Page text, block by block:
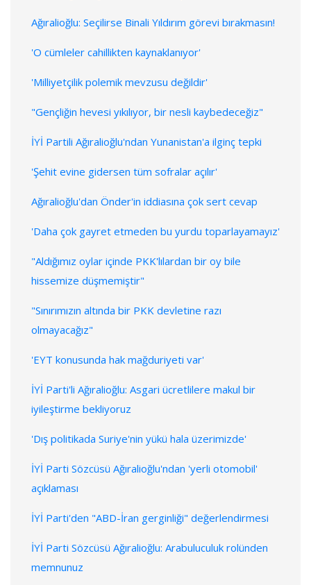
Ağıralioğlu: Seçilirse Binali Yıldırım görevi bırakmasın!
'O cümleler cahillikten kaynaklanıyor'
'Milliyetçilik polemik mevzusu değildir'
"Gençliğin hevesi yıkılıyor, bir nesli kaybedeceğiz"
İYİ Partili Ağıralioğlu'ndan Yunanistan'a ilginç tepki
'Şehit evine gidersen tüm sofralar açılır'
Ağıralioğlu'dan Önder'in iddiasına çok sert cevap
'Daha çok gayret etmeden bu yurdu toparlayamayız'
"Aldığımız oylar içinde PKK'lılardan bir oy bile
hissemize düşmemiştir"
"Sınırımızın altında bir PKK devletine razı
olmayacağız"
'EYT konusunda hak mağduriyeti var'
İYİ Parti'li Ağıralioğlu: Asgari ücretlilere makul bir
iyileştirme bekliyoruz
'Dış politikada Suriye'nin yükü hala üzerimizde'
İYİ Parti Sözcüsü Ağıralioğlu'ndan 'yerli otomobil'
açıklaması
İYİ Parti'den "ABD-İran gerginliği" değerlendirmesi
İYİ Parti Sözcüsü Ağıralioğlu: Arabuluculuk rolünden
memnunuz